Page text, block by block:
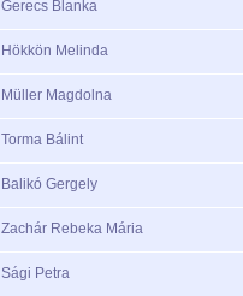
Gerecs Blanka
Hökkön Melinda
Müller Magdolna
Torma Bálint
Balikó Gergely
Zachár Rebeka Mária
Sági Petra